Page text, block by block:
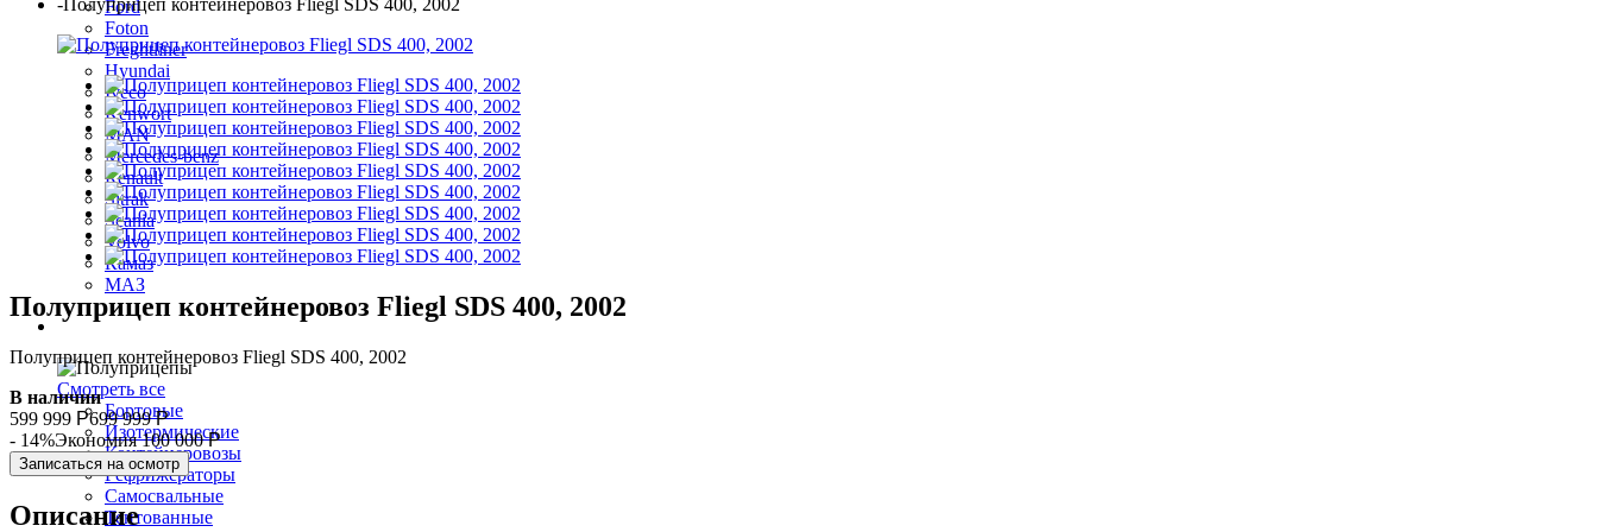
Ford
Foton
Freghtliner
Hyundai
Iveco
Kenwort
MAN
Mercedes-benz
Renault
Sitrak
Scania
Volvo
Камаз
МАЗ
Полуприцепы
Смотреть все
Бортовые
Изотермические
Контейнеровозы
Рефрижераторы
Самосвальные
Тентованные
-Полуприцеп контейнеровоз Fliegl SDS 400, 2002
Полуприцеп контейнеровоз Fliegl SDS 400, 2002
Полуприцеп контейнеровоз Fliegl SDS 400, 2002
В наличии
599 999 Р699 999Р
- 14%Экономия 100 000Р
Записаться на осмотр
Описание